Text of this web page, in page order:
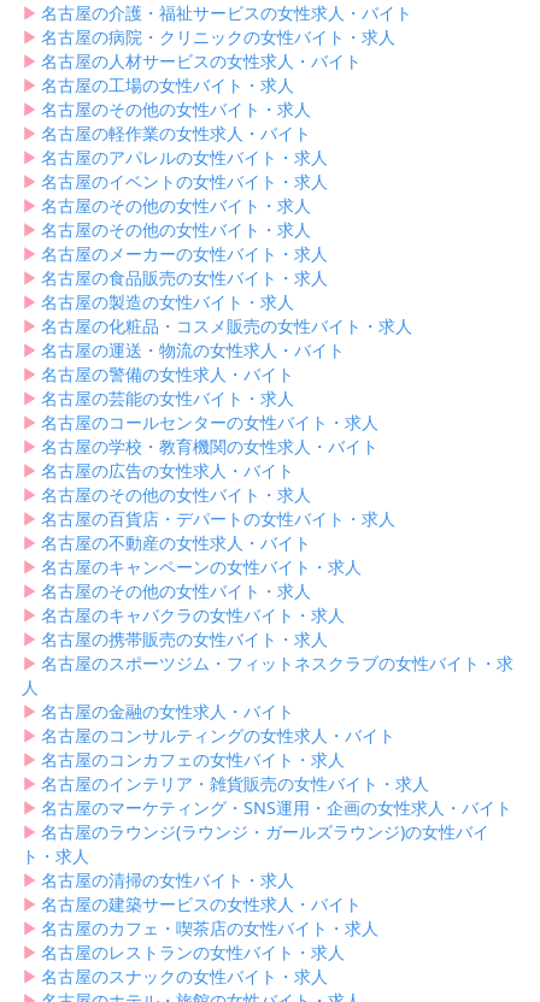
▶︎ 名古屋の介護・福祉サービスの女性求人・バイト
▶︎ 名古屋の病院・クリニックの女性バイト・求人
▶︎ 名古屋の人材サービスの女性求人・バイト
▶︎ 名古屋の工場の女性バイト・求人
▶︎ 名古屋のその他の女性バイト・求人
▶︎ 名古屋の軽作業の女性求人・バイト
▶︎ 名古屋のアパレルの女性バイト・求人
▶︎ 名古屋のイベントの女性バイト・求人
▶︎ 名古屋のその他の女性バイト・求人
▶︎ 名古屋のその他の女性バイト・求人
▶︎ 名古屋のメーカーの女性バイト・求人
▶︎ 名古屋の食品販売の女性バイト・求人
▶︎ 名古屋の製造の女性バイト・求人
▶︎ 名古屋の化粧品・コスメ販売の女性バイト・求人
▶︎ 名古屋の運送・物流の女性求人・バイト
▶︎ 名古屋の警備の女性求人・バイト
▶︎ 名古屋の芸能の女性バイト・求人
▶︎ 名古屋のコールセンターの女性バイト・求人
▶︎ 名古屋の学校・教育機関の女性求人・バイト
▶︎ 名古屋の広告の女性求人・バイト
▶︎ 名古屋のその他の女性バイト・求人
▶︎ 名古屋の百貨店・デパートの女性バイト・求人
▶︎ 名古屋の不動産の女性求人・バイト
▶︎ 名古屋のキャンペーンの女性バイト・求人
▶︎ 名古屋のその他の女性バイト・求人
▶︎ 名古屋のキャバクラの女性バイト・求人
▶︎ 名古屋の携帯販売の女性バイト・求人
▶︎ 名古屋のスポーツジム・フィットネスクラブの女性バイト・求
人
▶︎ 名古屋の金融の女性求人・バイト
▶︎ 名古屋のコンサルティングの女性求人・バイト
▶︎ 名古屋のコンカフェの女性バイト・求人
▶︎ 名古屋のインテリア・雑貨販売の女性バイト・求人
▶︎ 名古屋のマーケティング・SNS運用・企画の女性求人・バイト
▶︎ 名古屋のラウンジ(ラウンジ・ガールズラウンジ)の女性バイ
ト・求人
▶︎ 名古屋の清掃の女性バイト・求人
▶︎ 名古屋の建築サービスの女性求人・バイト
▶︎ 名古屋のカフェ・喫茶店の女性バイト・求人
▶︎ 名古屋のレストランの女性バイト・求人
▶︎ 名古屋のスナックの女性バイト・求人